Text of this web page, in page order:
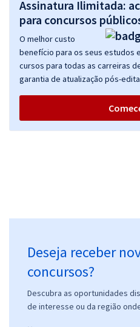
Assinatura Ilimitada:
para concursos
O melhor custo
benefício para os seus estudos
cursos para todas as carreiras
garantia de atualização pós-
Deseja receber
concursos?
Descubra as oportunidades
de interesse ou da região